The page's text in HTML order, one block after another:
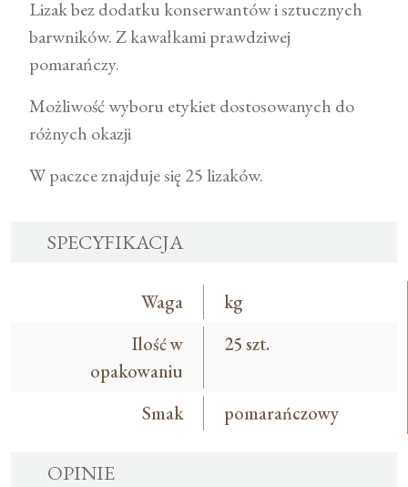
Lizak bez dodatku konserwantów i sztucznych
barwników. Z kawałkami prawdziwej
pomarańczy.
Możliwość wyboru etykiet dostosowanych do
różnych okazji
W paczce znajduje się 25 lizaków.
SPECYFIKACJA
Waga
kg
Ilość w
opakowaniu
25 szt.
Smak pomarańczowy
OPINIE